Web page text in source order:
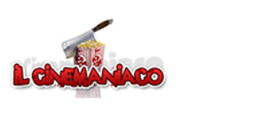
contenuto